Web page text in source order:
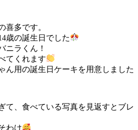
喜多です。
歳の誕生日でした
ニラくん！
てくれます
ん用の誕生日ケーキを用意しました
て、食べている写真を見返すとブレ
わけ